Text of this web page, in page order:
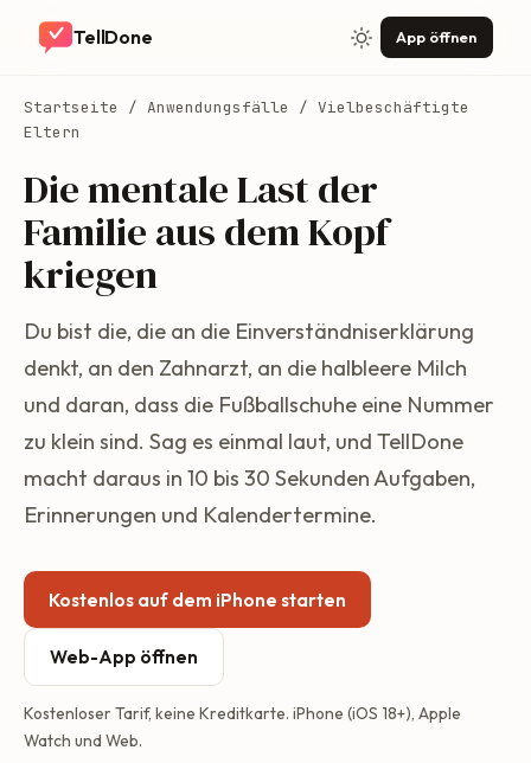
TellDone App öffnen
Startseite / Anwendungsfälle
/ Vielbeschäftigte
Eltern
Die mentale Last der
Familie aus dem Kopf
kriegen
Du bist die, die an die Einverständniserklärung
denkt, an den Zahnarzt, an die halbleere Milch
und daran, dass die Fußballschuhe eine Nummer
zu klein sind. Sag es einmal laut, und TellDone
macht daraus in 10 bis 30 Sekunden Aufgaben,
Erinnerungen und Kalendertermine.
Kostenlos auf dem iPhone starten
Web-App öffnen
Kostenloser Tarif, keine Kreditkarte. iPhone (iOS 18+), Apple
Watch und Web.